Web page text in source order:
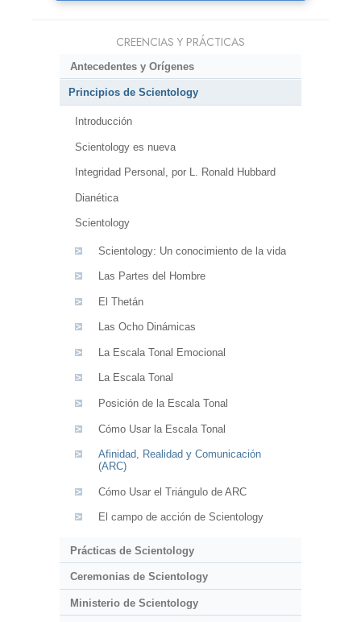
CREENCIAS Y PRÁCTICAS
Antecedentes y Orígenes
Principios de Scientology
Introducción
Scientology es nueva
Integridad Personal, por L. Ronald Hubbard
Dianética
Scientology
Scientology: Un conocimiento de la vida
Las Partes del Hombre
El Thetán
Las Ocho Dinámicas
La Escala Tonal Emocional
La Escala Tonal
Posición de la Escala Tonal
Cómo Usar la Escala Tonal
Afinidad, Realidad y Comunicación
(ARC)
Cómo Usar el Triángulo de ARC
El campo de acción de Scientology
Prácticas de Scientology
Ceremonias de Scientology
Ministerio de Scientology